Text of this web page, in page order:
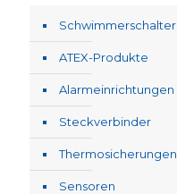
Schwimmerschalter
ATEX-Produkte
Alarmeinrichtungen
Steckverbinder
Thermosicherungen
Sensoren